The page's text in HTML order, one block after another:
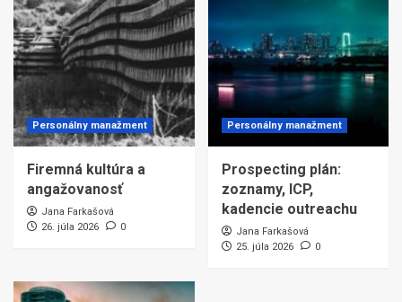
Personálny manažment
Firemná kultúra a
angažovanosť
Jana Farkašová
26. júla 2026
0
Personálny manažment
Prospecting plán:
zoznamy, ICP,
kadencie outreachu
Jana Farkašová
25. júla 2026
0